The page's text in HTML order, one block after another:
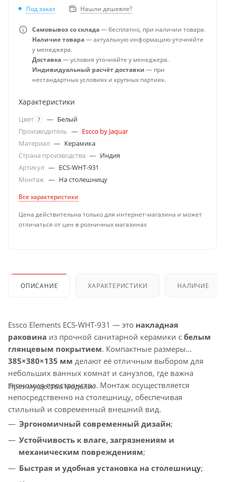
Под заказ Нашли дешевле?
Самовывоз со склада— бесплатно, при наличии товара.
Наличие товара— актуальную информацию уточняйте
у менеджера.
Доставка— условия уточняйте у менеджера.
Индивидуальный расчёт доставки — при
нестандартных условиях и крупных партиях.
Характеристики
Цвет ? — Белый
Производитель — Escco by Jaquar
Материал — Керамика
Страна производства — Индия
Артикул — ECS-WHT-931
Монтаж — На столешницу
Все характеристики
Цена действительна только для интернет-магазина и может
отличаться от цен в розничных магазинах
ОПИСАНИЕ ХАРАКТЕРИСТИКИ НАЛИЧИЕ
Essco Elements ECS-WHT-931 — это накладная
раковина из прочной санитарной керамики с белым
глянцевым покрытием. Компактные размеры
385×380×135 мм делают её отличным выбором для
небольших ванных комнат и санузлов, где важна
экономия пространства. Монтаж осуществляется
непосредственно на столешницу, обеспечивая
стильный и современный внешний вид.
Преимущества модели:
Эргономичный современный дизайн;
Устойчивость к влаге, загрязнениям и
механическим повреждениям;
Быстрая и удобная установка на столешницу;